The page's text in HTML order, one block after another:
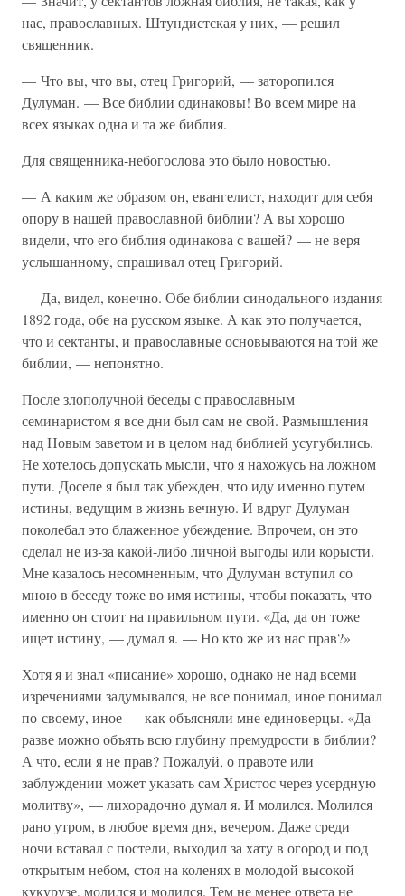
нас, православных. Штундистская у них, — решил
священник.
— Что вы, что вы, отец Григорий, — заторопился
Дулуман. — Все библии одинаковы! Во всем мире на
всех языках одна и та же библия.
Для священника-небогослова это было новостью.
— А каким же образом он, евангелист, находит для себя
опору в нашей православной библии? А вы хорошо
видели, что его библия одинакова с вашей? — не веря
услышанному, спрашивал отец Григорий.
— Да, видел, конечно. Обе библии синодального издания
1892 года, обе на русском языке. А как это получается,
что и сектанты, и православные основываются на той же
библии, — непонятно.
После злополучной беседы с православным
семинаристом я все дни был сам не свой. Размышления
над Новым заветом и в целом над библией усугубились.
Не хотелось допускать мысли, что я нахожусь на ложном
пути. Доселе я был так убежден, что иду именно путем
истины, ведущим в жизнь вечную. И вдруг Дулуман
поколебал это блаженное убеждение. Впрочем, он это
сделал не из-за какой-либо личной выгоды или корысти.
Мне казалось несомненным, что Дулуман вступил со
мною в беседу тоже во имя истины, чтобы показать, что
именно он стоит на правильном пути. «Да, да он тоже
ищет истину, — думал я. — Но кто же из нас прав?»
Хотя я и знал «писание» хорошо, однако не над всеми
изречениями задумывался, не все понимал, иное понимал
по-своему, иное — как объясняли мне единоверцы. «Да
разве можно объять всю глубину премудрости в библии?
А что, если я не прав? Пожалуй, о правоте или
заблуждении может указать сам Христос через усердную
молитву», — лихорадочно думал я. И молился. Молился
рано утром, в любое время дня, вечером. Даже среди
ночи вставал с постели, выходил за хату в огород и под
открытым небом, стоя на коленях в молодой высокой
кукурузе, молился и молился. Тем не менее ответа не